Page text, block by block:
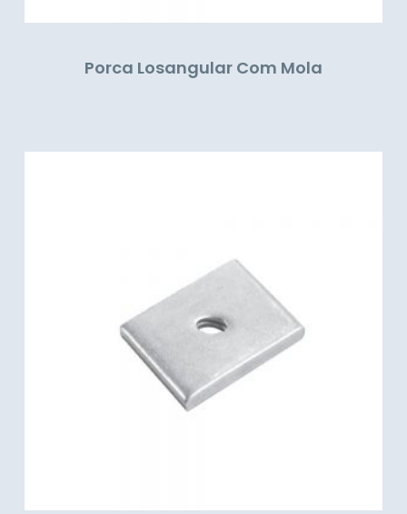
Porca Losangular Com Mola